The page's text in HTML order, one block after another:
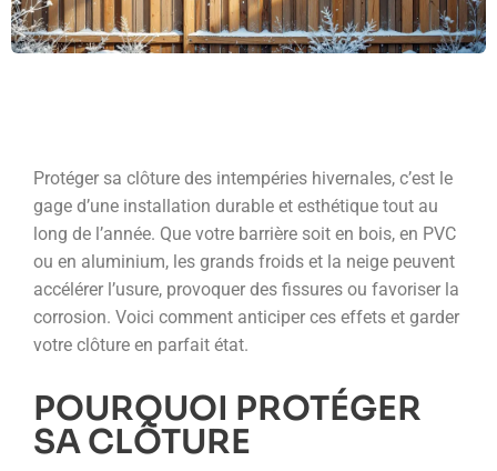
Protéger sa clôture des intempéries hivernales, c’est le
gage d’une installation durable et esthétique tout au
long de l’année. Que votre barrière soit en bois, en PVC
ou en aluminium, les grands froids et la neige peuvent
accélérer l’usure, provoquer des fissures ou favoriser la
corrosion. Voici comment anticiper ces effets et garder
votre clôture en parfait état.
POURQUOI PROTÉGER
SA CLÔTURE